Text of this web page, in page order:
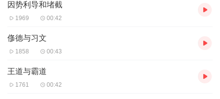
因势利导和堵截
1969 00:42
俢德与习文
1858 00:43
王道与霸道
1761 00:42